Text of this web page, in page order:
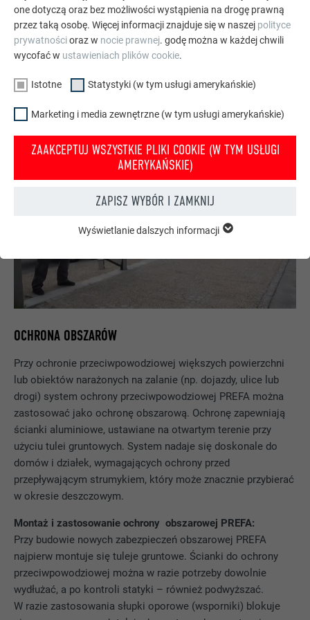
OCHRONA OBSZARÓW
Przy ochronie przeciwpowodziowej większych powierzchni
lub obiektów narażonych na zalanie (np. dojazdy, ulice lub
drogi) system ochrony przeciwpowodziowej PREFA można
zastosować jako ochronę obszarową. Ochronę zapewniają
ścianki aluminiowe, ustawiane na otwartym terenie przy
użyciu tulei gruntowych. System nadaje się doskonale do
domów i działek, wymagających ochrony przed
przepływającym strumykiem, który może znacznie przybierać
w okresie deszczowym.
Montaż i zastosowanie ochrony obszarowej PREFA:
Przy budowie nowych zabezpieczeń obszarowej PREFA
najpierw montuje się tuleje gruntowe. Ścianki do ochrony
przeciwpowodziowej można w razie potrzeby dowolnie
wydłużać, a po kontroli statyki – również podwyższać.
W razie zastosowania słupki oporowe (wsporniki) blokuje
one dotyczą oraz bez możliwości wystąpienia na drogę prawną
przez taką osobę. Więcej informacji znajduje się w naszej polityce
prywatnościoraz w nocie prawnej. godę można w każdej chwili
wycofać w ustawieniach plików cookie.
Istotne Statystyki (w tym usługi amerykańskie)
Marketing i media zewnętrzne (w tym usługi amerykańskie)
ZAAKCEPTUJ WSZYSTKIE PLIKI COOKIE (W TYM USŁUGI
AMERYKAŃSKIE)
ZAPISZ WYBÓR I ZAMKNIJ
funkcji witryny. Zapewnione jest w ten sposób działanie
witryny bez zakłóceń.
NAZWA PHPSESSID
DOSTAWCA PHP
PROCEDURA Sesja
CEL
Ten plik cookie zapisuje aktualną sesję z
odniesieniem do aplikacji PHP,
zapewniając w ten sposób, że wszystkie
funkcje strony oparte na języku
programowania PHP będą wyświetlane
całkowicie.
NAZWA cookie_optin
DOSTAWCA Sgalinski
PROCEDURA 12 miesięcy
Wyświetl informacje o plikach cookie
STATYSTYKI (W TYM USŁUGI AMERYKAŃSKIE)
Pliki cookie „Statystyki (w tym usługi amerykańskie) pomagają
nam zrozumieć sposób korzystania z witryny. Informacje są
gromadzone w celu poprawienia korzystania z witryny przez
użytkownika.
NAZWA _ga
DOSTAWCA Google Universal Analytics
PROCEDURA 2 lata
CEL
Rejestruje jednoznaczny identyfikator,
stosowany do generowania danych do
ponownego korzystania z witryny przez
odwiedzających.
_gat
Wyświetl informacje o plikach cookie
MARKETING I MEDIA ZEWNĘTRZNE (W TYM USŁUGI
AMERYKAŃSKIE)
Pliki cookie „Marketing i media zewnętrzne (w tym usługi
amerykańskie)” są stosowane przez reklamodawców
(dostawców zewnętrznych) do wyświetlania
spersonalizowanej reklamy. Odbywa się to przez
obserwowanie odwiedzających poza witryną. Po
zaakceptowaniu tych plików cookie dostęp do treści na
platformach wideo i platformach mediów społecznościowych
nie wymaga już ręcznej zgody.
Wyświetlanie dalszych informacji